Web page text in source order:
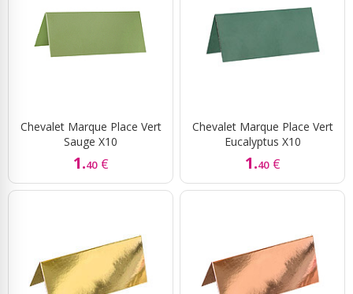
Chevalet Marque Place Vert
Sauge X10
1.40 €
Chevalet Marque Place Vert
Eucalyptus X10
1.40 €